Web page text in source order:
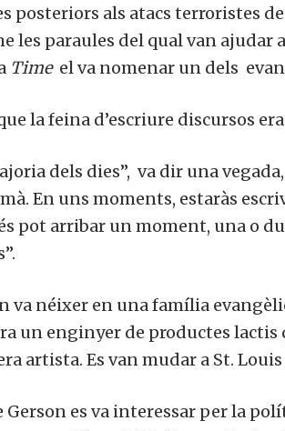
posteriors als atacs terroristes
les paraules del qual van ajudar
Timeel va nomenar un dels
la feina d’escriure discursos
dels dies”, va dir una
En uns moments, estaràs
pot arribar un moment, una o
va néixer en una família
un enginyer de productes lactis
artista. Es van mudar a St.
Gerson es va interessar per la